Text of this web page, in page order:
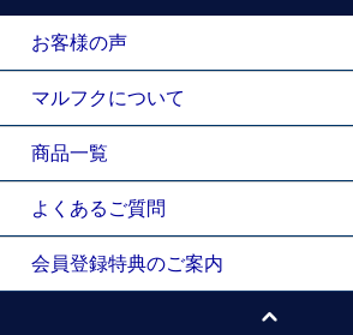
お客様の声
マルフクについて
商品一覧
よくあるご質問
会員登録特典のご案内